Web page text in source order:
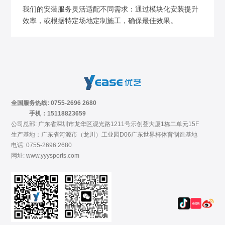
我们的安装服务灵活适配不同需求：通过模块化安装提升
效率，或根据特定场地定制施工，确保最佳效果。
全国服务热线: 0755-2696 2680
手机：15118823659
公司总部: 广东省深圳市龙华区观光路1211号乐创荟大厦1栋二单元15F
生产基地：广东省河源市（龙川）工业园D06广东世界杯体育制造基地
电话: 0755-2696 2680
网址: www.yyysports.com